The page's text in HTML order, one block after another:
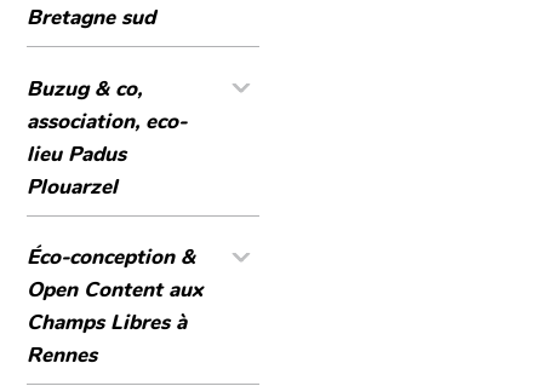
Bretagne sud
Buzug & co,
association, eco-
lieu Padus
Plouarzel
Éco-conception &
Open Content aux
Champs Libres à
Rennes